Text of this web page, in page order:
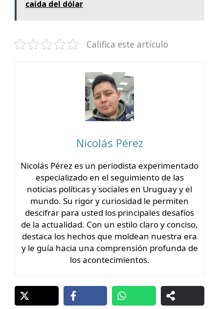
caída del dólar
Califica este artículo
Nicolás Pérez
Nicolás Pérez es un periodista experimentado
especializado en el seguimiento de las
noticias políticas y sociales en Uruguay y el
mundo. Su rigor y curiosidad le permiten
descifrar para usted los principales desafíos
de la actualidad. Con un estilo claro y conciso,
destaca los hechos que moldean nuestra era
y le guía hacia una comprensión profunda de
los acontecimientos.